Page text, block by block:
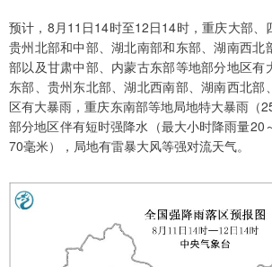
预计，8月11日14时至12日14时，重庆大部、
贵州北部和中部、湖北南部和东部、湖南西北
部以及甘肃中部、内蒙古东部等地部分地区有
东部、贵州东北部、湖北西南部、湖南西北部
区有大暴雨，重庆东南部等地局地特大暴雨（
部分地区伴有短时强降水（最大小时降雨量20
70毫米），局地有雷暴大风等强对流天气。